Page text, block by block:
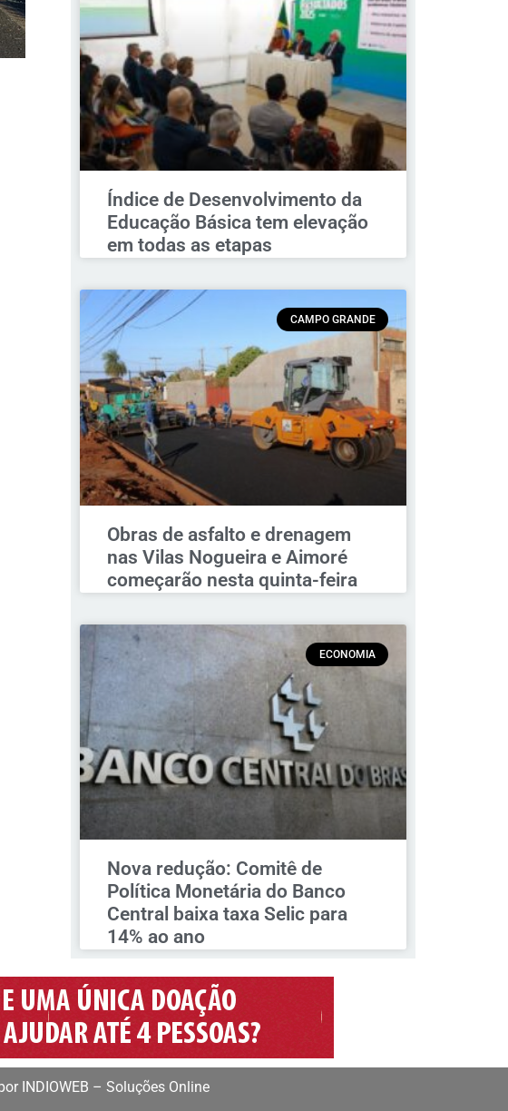
Índice de Desenvolvimento da
Educação Básica tem elevação
em todas as etapas
CAMPO GRANDE
Obras de asfalto e drenagem
nas Vilas Nogueira e Aimoré
começarão nesta quinta-feira
ECONOMIA
Nova redução: Comitê de
Política Monetária do Banco
Central baixa taxa Selic para
14% ao ano
INDIOWEB – Soluções Online